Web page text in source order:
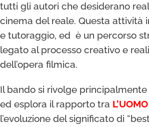
tutti gli autori che desiderano
cinema del reale. Questa attività
e tutoraggio, ed è un percorso
legato al processo creativo e
dell’opera filmica.
Il bando si rivolge
ed esplora il rapporto tra
l’evoluzione del significato di